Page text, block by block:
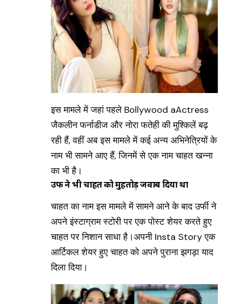
इस मामले में जहां पहले Bollywood aActress
जैकलीन फर्नाडीज और नोरा फतेही की मुश्किलें बढ़
रही हैं, वहीं अब इस मामले में कई अन्य अभिनेत्रियों के
नाम भी सामने आए हैं, जिनमें से एक नाम चाहत खन्ना
का भी है।
उर्फी ने भी चाहत को मुहतोड़ जवाब दिया था
चाहत का नाम इस मामले में सामने आने के बाद उर्फी ने
अपने इंस्टाग्राम स्टोरी पर एक पोस्ट शेयर करते हुए
चाहत पर निशान साधा है।अपनी Insta Story एक
आर्टिकल शेयर हुए चाहत को अपने पुराना झगड़ा याद
दिला दिया।